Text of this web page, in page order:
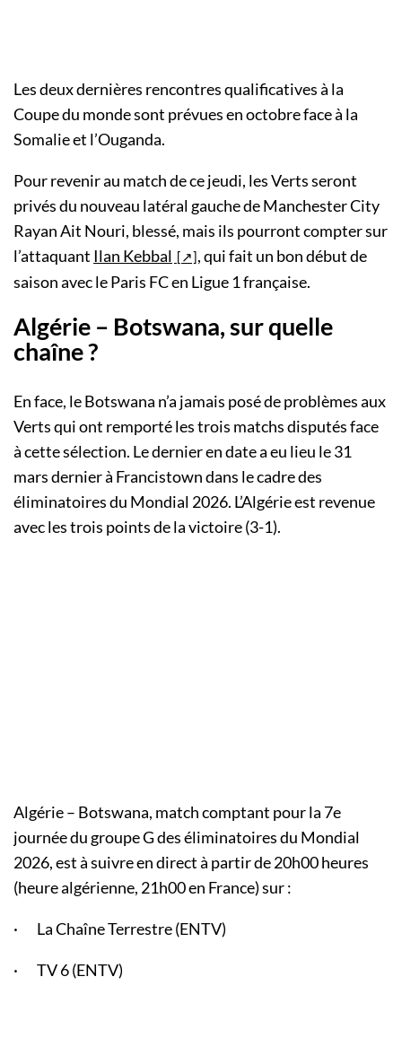
Les deux dernières rencontres qualificatives à la
Coupe du monde sont prévues en octobre face à la
Somalie et l’Ouganda.
Pour revenir au match de ce jeudi, les Verts seront
privés du nouveau latéral gauche de Manchester City
Rayan Ait Nouri, blessé, mais ils pourront compter sur
l’attaquant Ilan Kebbal
, qui fait un bon début de
saison avec le Paris FC en Ligue 1 française.
Algérie – Botswana, sur quelle
chaîne ?
En face, le Botswana n’a jamais posé de problèmes aux
Verts qui ont remporté les trois matchs disputés face
à cette sélection. Le dernier en date a eu lieu le 31
mars dernier à Francistown dans le cadre des
éliminatoires du Mondial 2026. L’Algérie est revenue
avec les trois points de la victoire (3-1).
Algérie – Botswana, match comptant pour la 7e
journée du groupe G des éliminatoires du Mondial
2026, est à suivre en direct à partir de 20h00 heures
(heure algérienne, 21h00 en France) sur :
· La Chaîne Terrestre (ENTV)
· TV 6 (ENTV)